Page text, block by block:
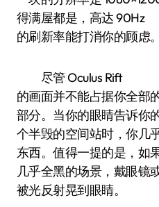
得满屋都是，高达 90Hz
的刷新率能打消你的顾虑。
尽管 Oculus Rift
的画面并不能占据你全部
部分。当你的眼睛告诉你
个半毁的空间站时，你几
东西。值得一提的是，如
几乎全黑的场景，戴眼镜
被光反射晃到眼睛。